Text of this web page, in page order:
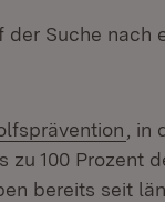
Suche nach
,
zu 100 Prozent
bereits seit